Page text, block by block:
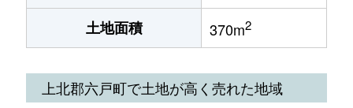
土地面積
370m2
上北郡六戸町で土地が高く売れた地域